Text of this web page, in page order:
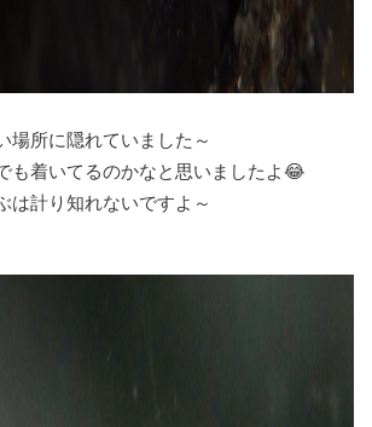
場所に隠れていました～
も着いてるのかなと思いましたよ😂
は計り知れないですよ～